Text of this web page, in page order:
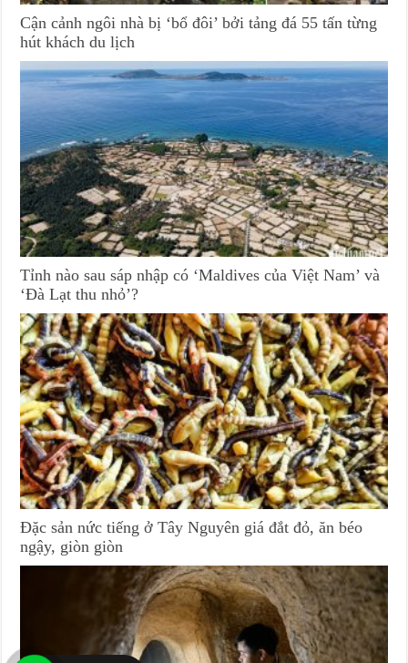
Cận cảnh ngôi nhà bị ‘bổ đôi’ bởi tảng đá 55 tấn từng
hút khách du lịch
Tỉnh nào sau sáp nhập có ‘Maldives của Việt Nam’ và
‘Đà Lạt thu nhỏ’?
Đặc sản nức tiếng ở Tây Nguyên giá đắt đỏ, ăn béo
ngậy, giòn giòn